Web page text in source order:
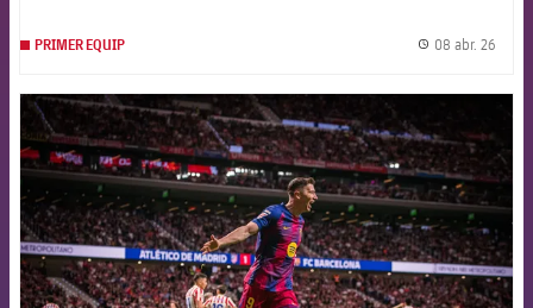
PRIMER EQUIP 08 abr. 26
FCB Barcelona badge